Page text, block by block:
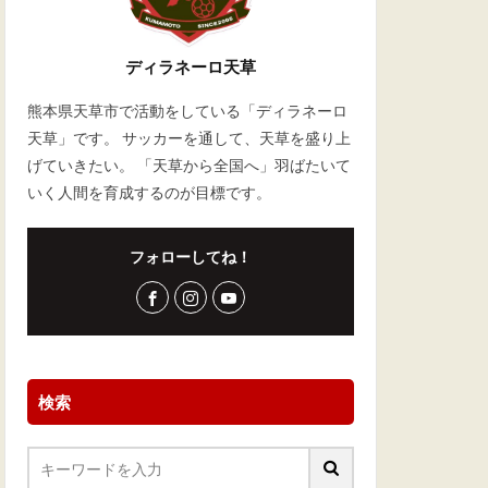
ディラネーロ天草
熊本県天草市で活動をしている「ディラネーロ
天草」です。 サッカーを通して、天草を盛り上
げていきたい。 「天草から全国へ」羽ばたいて
いく人間を育成するのが目標です。
フォローしてね！
検索